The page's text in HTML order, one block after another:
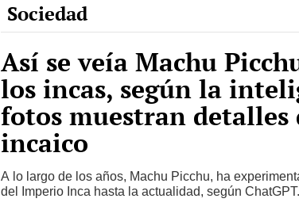
Sociedad
Así se veía Machu
los incas, según la
fotos muestran
incaico
A lo largo de los años, Machu Picchu, ha
del Imperio Inca hasta la actualidad, según